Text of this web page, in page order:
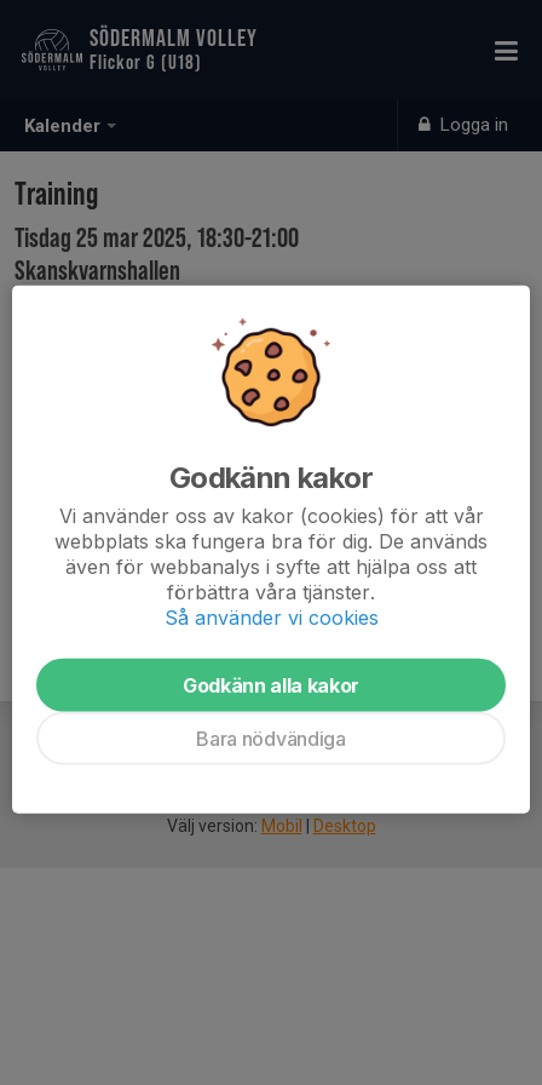
Kalender Logga in
SÖDERMALM VOLLEY
Flickor G (U18)
Training
Tisdag 25 mar 2025, 18:30-21:00
Skanskvarnshallen
Välj version: Mobil Desktop
Godkänn kakor
Vi använder oss av kakor (cookies) för att vår
webbplats ska fungera bra för dig. De används
även för webbanalys i syfte att hjälpa oss att
förbättra våra tjänster.
Så använder vi cookies
Godkänn alla kakor
Bara nödvändiga